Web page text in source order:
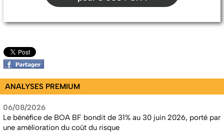
ANALYSES PREMIUM
06/08/2026
Le bénéfice de BOA BF bondit de 31% au 30 juin 2026, porté par
une amélioration du coût du risque